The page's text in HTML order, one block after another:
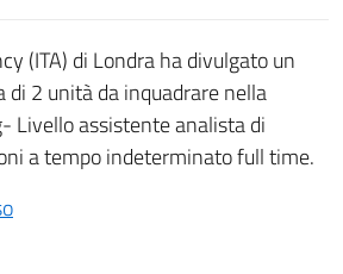
(ITA) di Londra ha divulgato un
di 2 unità da inquadrare nella
Livello assistente analista di
a tempo indeterminato full time.